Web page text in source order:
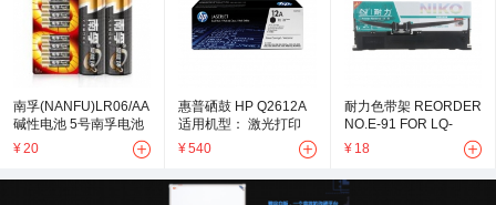
南孚(NANFU)LR06/AA
碱性电池 5号南孚电池
5号电池 8粒/卡 48粒/盒
¥20
惠普硒鼓 HP Q2612A
适用机型： 激光打印
机：
HP1010/1012/1015/1018/1020Plus/1022
多功能一体机：
HP3015/3020/3030/3050/3052/3055HPM1005/
¥540
耐力色带架 REORDER
NO.E-91 FOR LQ-
630K/LQ-635K/LQ-
¥ 18